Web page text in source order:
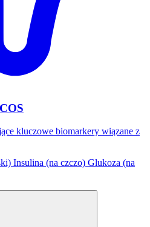
kluczowe biomarkery wiązane z
Insulina (na czczo) Glukoza (na